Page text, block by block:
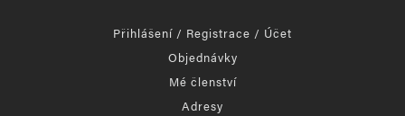
Přihlášení / Registrace / Účet
Objednávky
Mé členství
Adresy